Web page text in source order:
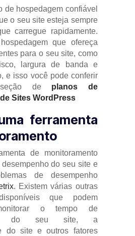
de hospedagem confiável
o seu site esteja sempre
carregue rapidamente.
que ofereça
para o seu site, como
largura de banda e
e isso você pode conferir
de planos de
Sites WordPress
ferramenta
de monitoramento
do seu site e
de desempenho
. Existem várias outras
que podem
o tempo de
do seu site, a
do site e outros fatores